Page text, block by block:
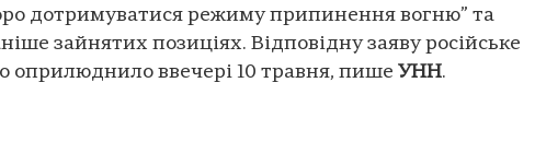
дотримуватися режиму припинення вогню” та
зайнятих позиціях. Відповідну заяву російське
оприлюднило ввечері 10 травня, пише УНН.